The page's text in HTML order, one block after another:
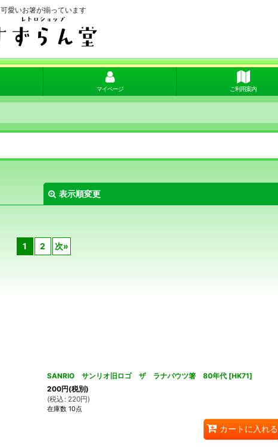
可愛いお箸が揃っています
マイページ ご利用案内
表示順変更
1 2 次»
SANRIO サンリオ旧ロゴ ザ ラナバウツ箸 80年代 [HK71]
200円(税別)
(税込 : 220円)
在庫数 10点
カートに入れる